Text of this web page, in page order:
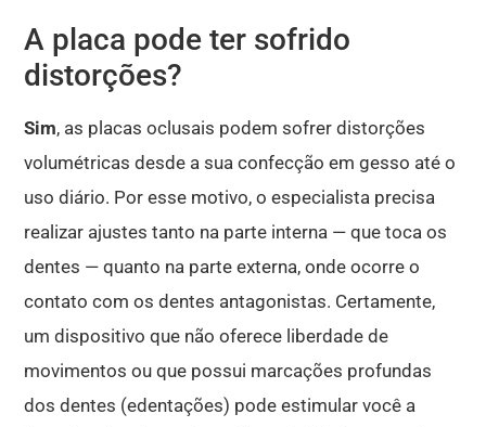
A placa pode ter sofrido
distorções?
Sim, as placas oclusais podem sofrer distorções
volumétricas desde a sua confecção em gesso até o
uso diário. Por esse motivo, o especialista precisa
realizar ajustes tanto na parte interna — que toca os
dentes — quanto na parte externa, onde ocorre o
contato com os dentes antagonistas. Certamente,
um dispositivo que não oferece liberdade de
movimentos ou que possui marcações profundas
dos dentes (edentações) pode estimular você a